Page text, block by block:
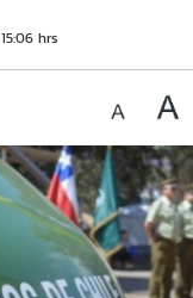
15:06 hrs